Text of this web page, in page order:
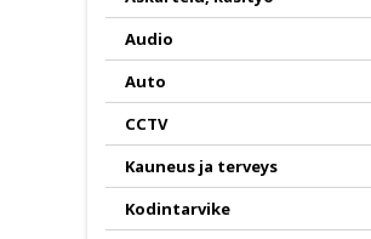
Audio
Auto
CCTV
Kauneus ja terveys
Kodintarvike